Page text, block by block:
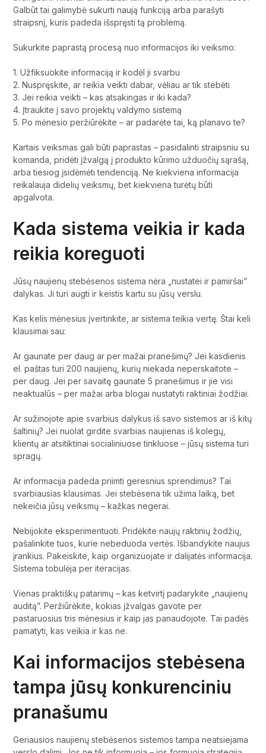
Galbūt tai galimybė sukurti naują funkciją arba parašyti
straipsnį, kuris padeda išspręsti tą problemą.
Sukurkite paprastą procesą nuo informacijos iki veiksmo:
1. Užfiksuokite informaciją ir kodėl ji svarbu
2. Nuspręskite, ar reikia veikti dabar, vėliau ar tik stebėti
3. Jei reikia veikti – kas atsakingas ir iki kada?
4. Įtraukite į savo projektų valdymo sistemą
5. Po mėnesio peržiūrėkite – ar padarėte tai, ką planavo te?
Kartais veiksmas gali būti paprastas – pasidalinti straipsniu su
komanda, pridėti įžvalgą į produkto kūrimo užduočių sąrašą,
arba tiesiog įsidėmėti tendenciją. Ne kiekviena informacija
reikalauja didelių veiksmų, bet kiekviena turėtų būti
apgalvota.
Kada sistema veikia ir kada
reikia koreguoti
Jūsų naujienų stebėsenos sistema nėra „nustatei ir pamiršai”
dalykas. Ji turi augti ir keistis kartu su jūsų verslu.
Kas kelis mėnesius įvertinkite, ar sistema teikia vertę. Štai keli
klausimai sau:
Ar gaunate per daug ar per mažai pranešimų? Jei kasdienis
el. paštas turi 200 naujienų, kurių niekada neperskaitote –
per daug. Jei per savaitę gaunate 5 pranešimus ir jie visi
neaktualūs – per mažai arba blogai nustatyti raktiniai žodžiai.
Ar sužinojote apie svarbius dalykus iš savo sistemos ar iš kitų
šaltinių? Jei nuolat girdite svarbias naujienas iš kolegų,
klientų ar atsitiktinai socialiniuose tinkluose – jūsų sistema turi
spragų.
Ar informacija padeda priimti geresnius sprendimus? Tai
svarbiausias klausimas. Jei stebėsena tik užima laiką, bet
nekeičia jūsų veiksmų – kažkas negerai.
Nebijokite eksperimentuoti. Pridėkite naujų raktinių žodžių,
pašalinkite tuos, kurie nebeduoda vertės. Išbandykite naujus
įrankius. Pakeiskite, kaip organizuojate ir dalijatės informacija.
Sistema tobulėja per iteracijas.
Vienas praktiškų patarimų – kas ketvirtį padarykite „naujienų
auditą”. Peržiūrėkite, kokias įžvalgas gavote per
pastaruosius tris mėnesius ir kaip jas panaudojote. Tai padės
pamatyti, kas veikia ir kas ne.
Kai informacijos stebėsena
tampa jūsų konkurenciniu
pranašumu
Geriausios naujienų stebėsenos sistemos tampa neatsiejama